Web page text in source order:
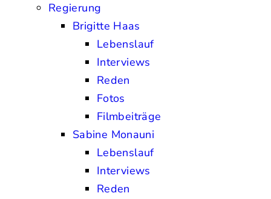
Regierung
Brigitte Haas
Lebenslauf
Interviews
Reden
Fotos
Filmbeiträge
Sabine Monauni
Lebenslauf
Interviews
Reden